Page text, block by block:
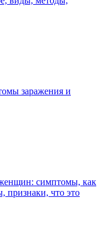
заражения и
симптомы, как
признаки, что это